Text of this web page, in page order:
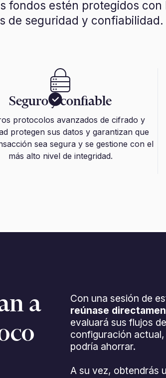
fondos estén protegidos con
de seguridad y confiabilidad.
Seguro y confiable
protocolos avanzados de cifrado y
protegen sus datos y garantizan que
sea segura y se gestione con el
más alto nivel de integridad.
a
Con una sesión de
reúnase
evaluará sus flujos
configuración
podría ahorrar.
A su vez, obtendrás